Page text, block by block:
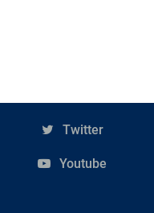
Twitter
Youtube